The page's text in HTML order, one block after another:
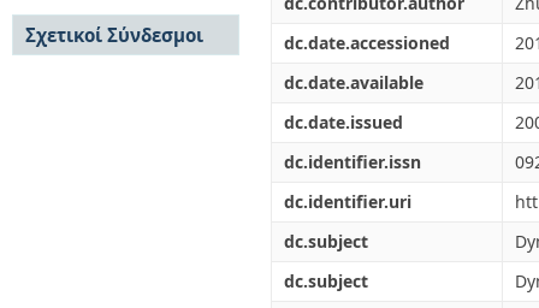
dc.date.accessioned
dc.date.available
dc.date.issued
dc.identifier.issn
dc.identifier.uri
dc.subject
dc.subject
Συγγραφείς
Τίτλοι
Θέματα
Οδηγίες Υποβολής
Οδηγίες Χρήσης ΙΑ
Συχνές Ερωτήσεις
Σχετικοί Σύνδεσμοι